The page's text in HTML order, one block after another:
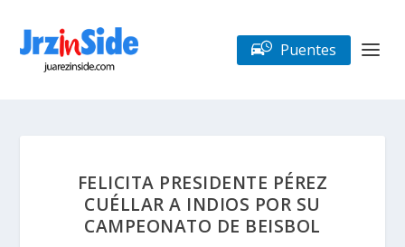
Puentes
FELICITA PRESIDENTE PÉREZ
CUÉLLAR A INDIOS POR SU
CAMPEONATO DE BEISBOL